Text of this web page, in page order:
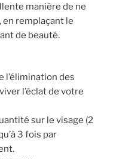
manière de ne
en remplaçant le
de beauté.
l’élimination des
l’éclat de votre
sur le visage (2
3 fois par